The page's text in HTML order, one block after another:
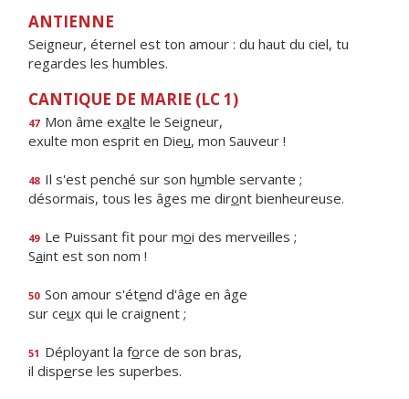
ANTIENNE
Seigneur, éternel est ton amour : du haut du ciel, tu
regardes les humbles.
CANTIQUE DE MARIE (LC 1)
47 Mon âme exalte le Seigneur,
exulte mon esprit en Dieu, mon Sauveur !
48 Il s'est penché sur son humble servante ;
désormais, tous les âges me diront bienheureuse.
49 Le Puissant fit pour moi des merveilles ;
Saint est son nom !
50 Son amour s'étend d'âge en âge
sur ceux qui le craignent ;
51 Déployant la force de son bras,
il disperse les superbes.